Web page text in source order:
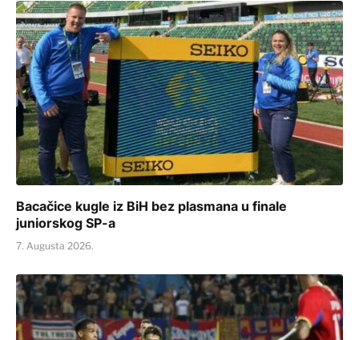
Bacačice kugle iz BiH bez plasmana u finale
juniorskog SP-a
7. Augusta 2026.